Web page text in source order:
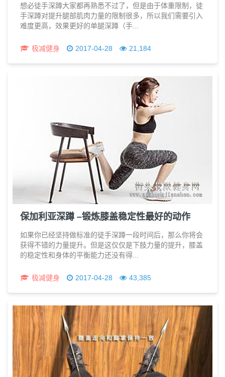
想必徒手深蹲大家都再熟悉不过了，但是由于体重限制，徒
手深蹲对提升腿部肌肉力量的限制很多，所以我们需要引入
难度更高，效果更好的单腿深蹲（手...
极减健身 2017-04-28 21,184
保加利亚深蹲 –锻炼膝盖稳定性最好的动作
如果你已经坚持做标准的徒手深蹲一段时间后，那么你将会
获得不错的力量提升。但是这仅仅是下肢力量的提升，膝盖
的稳定性和身体的平衡能力还没有得...
极减健身 2017-04-28 43,385